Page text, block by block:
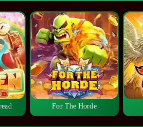
For The Horde